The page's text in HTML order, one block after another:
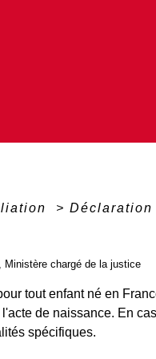
> Déclaration
Ministère chargé de la justice
tout enfant né en
de naissance. En
spécifiques.